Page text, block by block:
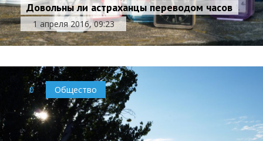
Довольны ли астраханцы переводом часов
1 апреля 2016, 09:23
0 Общество